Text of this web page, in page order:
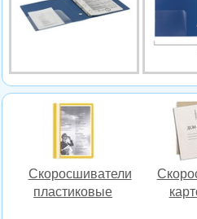
Скоросшиватели
пластиковые